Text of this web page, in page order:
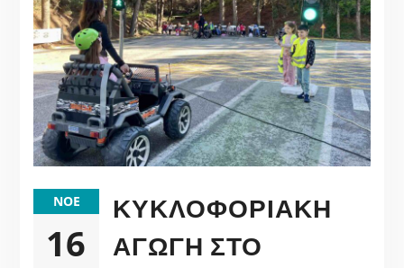
ΝΟΈ
16
ΚΥΚΛΟΦΟΡΙΑΚΉ
ΑΓΩΓΉ ΣΤΟ